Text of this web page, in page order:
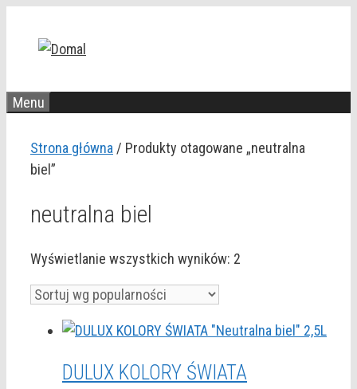
Menu
Strona główna / Produkty otagowane „neutralna
biel”
neutralna biel
Wyświetlanie wszystkich wyników: 2
DULUX KOLORY ŚWIATA